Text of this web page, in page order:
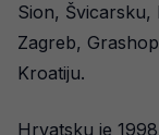
Sion, Švicarsku,
Zagreb,
Kroatiju.
Hrvatsku je